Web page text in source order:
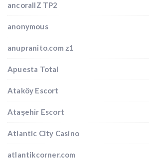
ancorallZ TP2
anonymous
anupranito.com z1
Apuesta Total
Ataköy Escort
Ataşehir Escort
Atlantic City Casino
atlantikcorner.com